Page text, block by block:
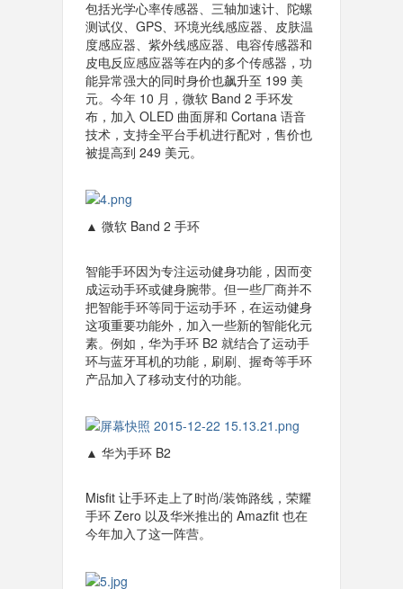
包括光学心率传感器、三轴加速计、陀螺
测试仪、GPS、环境光线感应器、皮肤温
度感应器、紫外线感应器、电容传感器和
皮电反应感应器等在内的多个传感器，功
能异常强大的同时身价也飙升至 199 美
元。今年 10 月，微软 Band 2 手环发
布，加入 OLED 曲面屏和 Cortana 语音
技术，支持全平台手机进行配对，售价也
被提高到 249 美元。
▲ 微软 Band 2 手环
智能手环因为专注运动健身功能，因而变
成运动手环或健身腕带。但一些厂商并不
把智能手环等同于运动手环，在运动健身
这项重要功能外，加入一些新的智能化元
素。例如，华为手环 B2 就结合了运动手
环与蓝牙耳机的功能，刷刷、握奇等手环
产品加入了移动支付的功能。
▲ 华为手环 B2
Misfit 让手环走上了时尚/装饰路线，荣耀
手环 Zero 以及华米推出的 Amazfit 也在
今年加入了这一阵营。